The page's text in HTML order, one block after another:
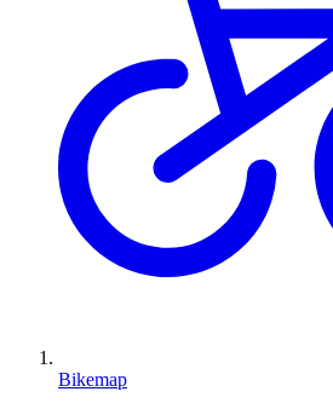
Bikemap